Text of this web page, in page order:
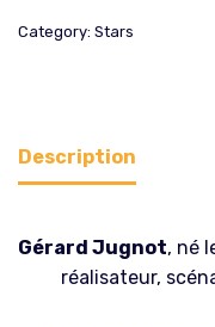
Category: Stars
Description
Gérard Jugnot, né
réalisateur,